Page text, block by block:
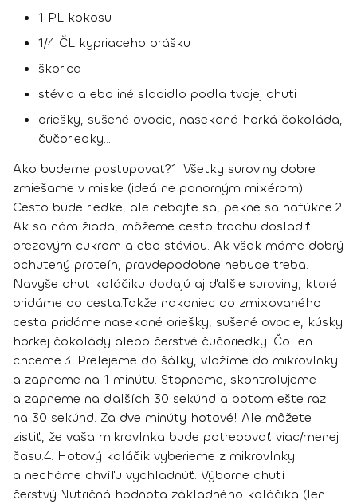
1 PL kokosu
1/4 ČL kypriaceho prášku
škorica
stévia alebo iné sladidlo podľa tvojej chuti
oriešky, sušené ovocie, nasekaná horká čokoláda,
čučoriedky....
Ako budeme postupovať?1. Všetky suroviny dobre
zmiešame v miske (ideálne ponorným mixérom).
Cesto bude riedke, ale nebojte sa, pekne sa nafúkne.2.
Ak sa nám žiada, môžeme cesto trochu dosladiť
brezovým cukrom alebo stéviou. Ak však máme dobrý
ochutený proteín, pravdepodobne nebude treba.
Navyše chuť koláčiku dodajú aj ďalšie suroviny, ktoré
pridáme do cesta.Takže nakoniec do zmixovaného
cesta pridáme nasekané oriešky, sušené ovocie, kúsky
horkej čokolády alebo čerstvé čučoriedky. Čo len
chceme.3. Prelejeme do šálky, vložíme do mikrovlnky
a zapneme na 1 minútu. Stopneme, skontrolujeme
a zapneme na ďalších 30 sekúnd a potom ešte raz
na 30 sekúnd. Za dve minúty hotové! Ale môžete
zistiť, že vaša mikrovlnka bude potrebovať viac/menej
času.4. Hotový koláčik vyberieme z mikrovlnky
a necháme chvíľu vychladnúť. Výborne chutí
čerstvý.Nutričná hodnota základného koláčika (len